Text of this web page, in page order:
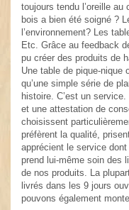
toujours tendu l’oreille
bois a bien été soigné ?
l’environnement? Les
Etc. Grâce au feedback
pu créer des produits de
Une table de pique-nique
qu’une simple série de
histoire. C’est un
et une attestation de
choisissent
préfèrent la qualité,
apprécient le service
prend lui-même soin des
de nos produits. La
livrés dans les 9 jours
pouvons également